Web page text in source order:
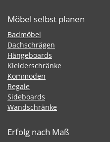
Möbel selbst planen
Badmöbel
Dachschrägen
Hängeboards
Kleiderschränke
Kommoden
Regale
Sideboards
Wandschränke
Erfolg nach Maß